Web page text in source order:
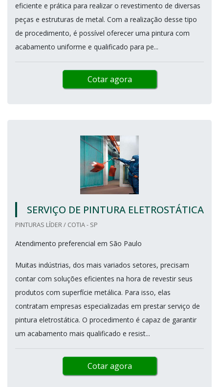
eficiente e prática para realizar o revestimento de diversas
peças e estruturas de metal. Com a realização desse tipo
de procedimento, é possível oferecer uma pintura com
acabamento uniforme e qualificado para pe...
Cotar agora
SERVIÇO DE PINTURA ELETROSTÁTICA
PINTURAS LÍDER / COTIA - SP
Atendimento preferencial em São Paulo
Muitas indústrias, dos mais variados setores, precisam
contar com soluções eficientes na hora de revestir seus
produtos com superfície metálica. Para isso, elas
contratam empresas especializadas em prestar serviço de
pintura eletrostática. O procedimento é capaz de garantir
um acabamento mais qualificado e resist...
Cotar agora